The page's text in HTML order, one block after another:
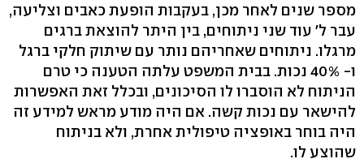
מספר שנים לאחר מכן, בעקבות הופעת כאבים וצליעה,
עבר ל' עוד שני ניתוחים, בין היתר להוצאת ברגים
מרגלו. ניתוחים שאחריהם נותר עם שיתוק חלקי ברגל
ו- 40% נכות. בבית המשפט עלתה הטענה כי טרם
הניתוח לא הוסברו לו הסיכונים, ובכלל זאת האפשרות
להישאר עם נכות קשה. אם היה מודע מראש למידע זה
היה בוחר באופציה טיפולית אחרת, ולא בניתוח
שהוצע לו.